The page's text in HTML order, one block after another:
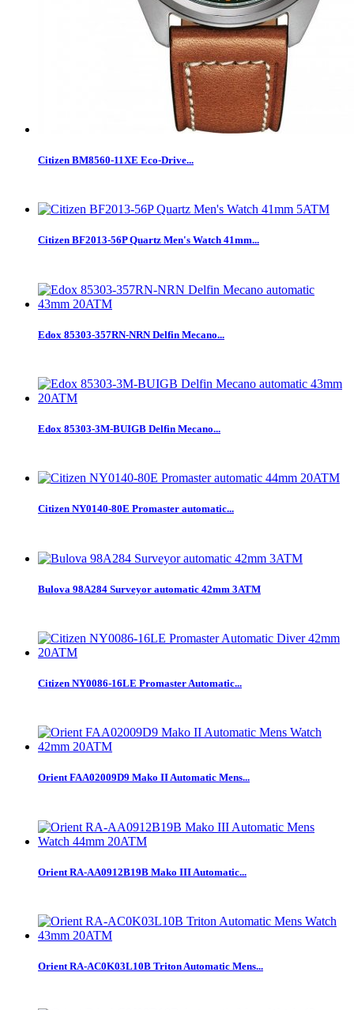
Citizen BM8560-11XE Eco-Drive...
Citizen BF2013-56P Quartz Men's Watch 41mm...
Edox 85303-357RN-NRN Delfin Mecano...
Edox 85303-3M-BUIGB Delfin Mecano...
Citizen NY0140-80E Promaster automatic...
Bulova 98A284 Surveyor automatic 42mm 3ATM
Citizen NY0086-16LE Promaster Automatic...
Orient FAA02009D9 Mako II Automatic Mens...
Orient RA-AA0912B19B Mako III Automatic...
Orient RA-AC0K03L10B Triton Automatic Mens...